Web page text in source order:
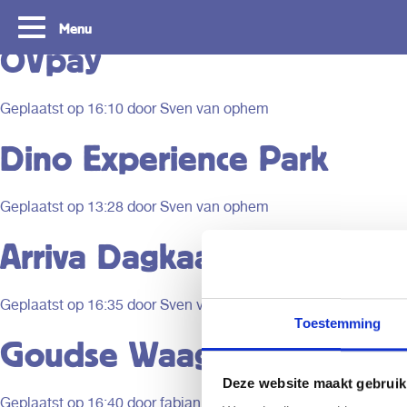
Toestemming
Deze website maakt
Menu
Routes
Met OVpay is het nog nooit zo makkelijk
geweest om te reizen in de regio Zuid-
Holland Rotterdam & Den Haag. Ontdek de
beste routes om alles te zien wat we te
Reizen met
mobiele telefoon en
OVpay
Geplaatst op 16:10 door Sven van ophem
Dino Experience Park
Geplaatst op 13:28 door Sven van ophem
Arriva Dagkaart
Geplaatst op 16:35 door Sven van ophem
Goudse Waag / Kaas- en
Geplaatst op 16:40 door fabian